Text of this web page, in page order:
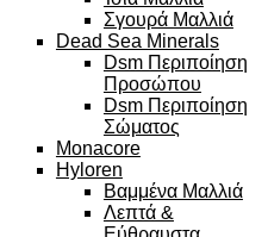
Σγουρά Μαλλιά
Dead Sea Minerals
Dsm Περιποίηση
Προσώπου
Dsm Περιποίηση
Σώματος
Monacore
Hyloren
Βαμμένα Μαλλιά
Λεπτά &